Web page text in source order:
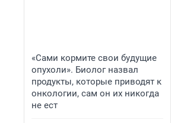
«Сами кормите свои будущие
опухоли». Биолог назвал
продукты, которые приводят к
онкологии, сам он их никогда
не ест